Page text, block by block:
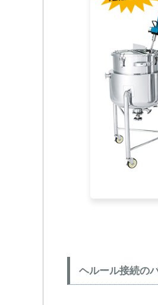
ヘルール接続の